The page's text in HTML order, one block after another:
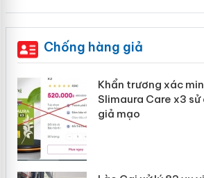
Chống hàng giả
Khẩn trương xác
Slimaura Care x3
giả mạo